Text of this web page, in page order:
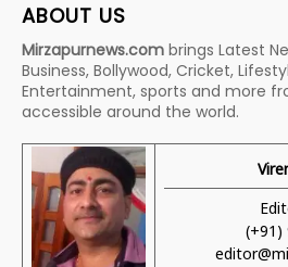
ABOUT US
Mirzapurnews.com brings Latest
Business, Bollywood, Cricket,
Entertainment, sports and more
accessible around the world.
(+91)